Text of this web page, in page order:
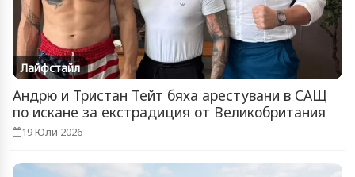
Лайфстайл
Андрю и Тристан Тейт бяха арестувани в САЩ
по искане за екстрадиция от Великобритания
19 Юли 2026